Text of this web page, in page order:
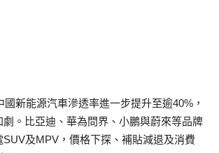
國新能源汽車滲透率進一步提升至逾40%，
。比亞迪、華為問界、小鵬與蔚來等品牌
及MPV，價格下探、補貼減退及消費